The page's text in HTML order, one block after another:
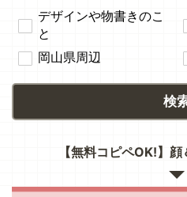
デザインや物書きのこ
と
岡山県周辺
検
【無料コピペOK!】